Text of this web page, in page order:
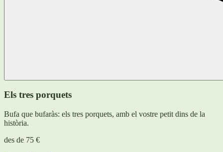
Els tres porquets
Bufa que bufaràs: els tres porquets, amb el vostre petit dins de la
història.
des de 75 €